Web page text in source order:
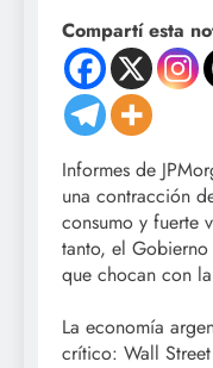
Compartí esta
Informes de
una contracción
consumo y fuerte
tanto, el
que chocan con
La economía
crítico: Wall